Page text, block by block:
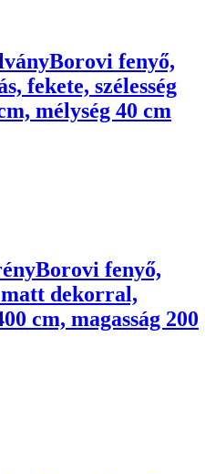
Borovi fenyő,
fekete, szélesség
mélység 40 cm
Borovi fenyő,
dekorral,
cm, magasság 200